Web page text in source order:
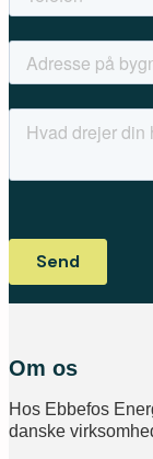
Om os
Hos Ebbefos
danske